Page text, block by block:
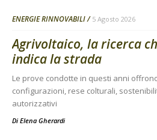
ENERGIE RINNOVABILI 5 Agosto 2026
Agrivoltaico, la ricerca
indica la strada
Le prove condotte in questi anni
configurazioni, rese colturali,
autorizzativi
Di Elena Gherardi